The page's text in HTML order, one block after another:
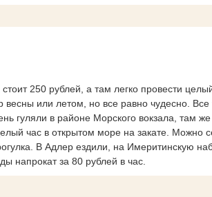
250 рублей, а там легко провести
весны или летом, но все равно чудесно.
гуляли в районе Морского вокзала, там
час в открытом море на закате. Можно
В Адлер ездили, на Имеритинскую
напрокат за 80 рублей в час.